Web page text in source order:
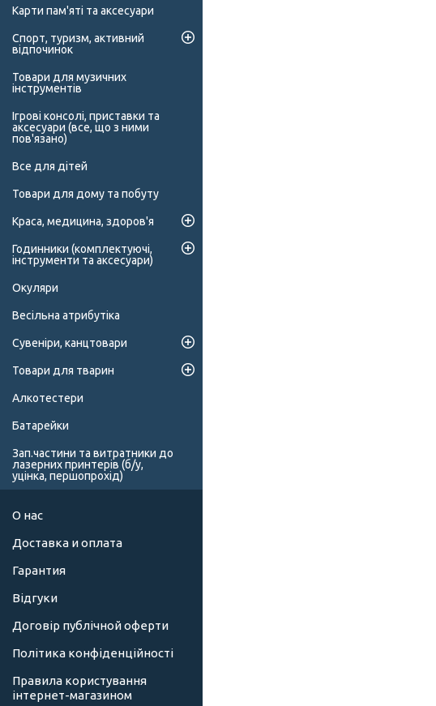
Карти пам'яті та аксесуари
Спорт, туризм, активний
відпочинок
Товари для музичних
інструментів
Ігрові консолі, приставки та
аксесуари (все, що з ними
пов'язано)
Все для дітей
Товари для дому та побуту
Краса, медицина, здоров'я
Годинники (комплектуючі,
інструменти та аксесуари)
Окуляри
Весільна атрибутіка
Сувеніри, канцтовари
Товари для тварин
Алкотестери
Батарейки
Зап.частини та витратники до
лазерних принтерів (б/у,
уцінка, першопрохід)
О нас
Доставка и оплата
Гарантия
Відгуки
Договір публічной оферти
Політика конфіденційності
Правила користування
інтернет-магазином